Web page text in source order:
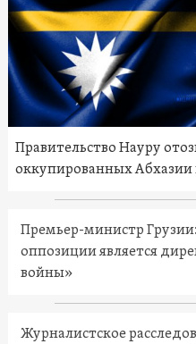
Правительство Науру
оккупированных
Премьер-министр
оппозиции является
войны»
Журналистское